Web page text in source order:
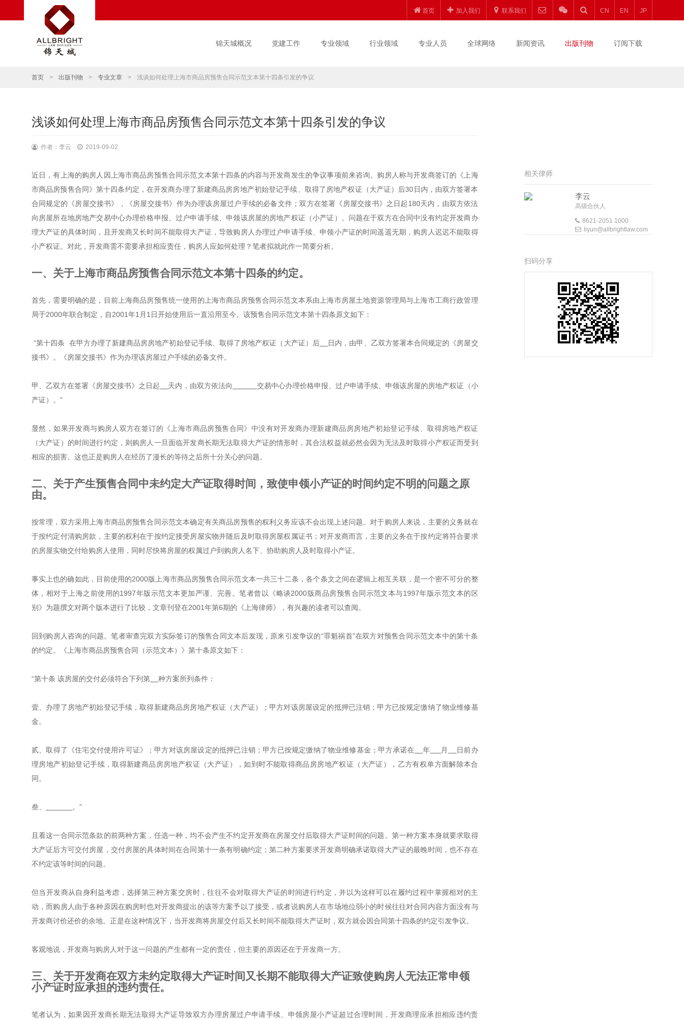
首页 加入我们 联系我们 CN EN JP
锦天城概况 党建工作 专业领域 行业领域 专业人员 全球网络 新闻资讯 出版刊物 订阅下载
首页 > 出版刊物 > 专业文章 > 浅谈如何处理上海市商品房预售合同示范文本第十四条引发的争议
浅谈如何处理上海市商品房预售合同示范文本第十四条引发的争议
作者：李云 2019-09-02
近日，有上海的购房人因上海市商品房预售合同示范文本第十四条的内容与开发商发生的争议事项前来咨询。购房人称与开发商签订的《上海
市商品房预售合同》第十四条约定，在开发商办理了新建商品房房地产初始登记手续、取得了房地产权证（大产证）后30日内，由双方签署本
合同规定的《房屋交接书》，《房屋交接书》作为办理该房屋过户手续的必备文件；双方在签署《房屋交接书》之日起180天内，由双方依法
向房屋所在地房地产交易中心办理价格申报、过户申请手续、申领该房屋的房地产权证（小产证）。问题在于双方在合同中没有约定开发商办
理大产证的具体时间，且开发商又长时间不能取得大产证，导致购房人办理过户申请手续、申领小产证的时间遥遥无期，购房人迟迟不能取得
小产权证。对此，开发商需不需要承担相应责任，购房人应如何处理？笔者拟就此作一简要分析。
一、关于上海市商品房预售合同示范文本第十四条的约定。
首先，需要明确的是，目前上海商品房预售统一使用的上海市商品房预售合同示范文本系由上海市房屋土地资源管理局与上海市工商行政管理
局于2000年联合制定，自2001年1月1日开始使用后一直沿用至今。该预售合同示范文本第十四条原文如下：
“第十四条 在甲方办理了新建商品房房地产初始登记手续、取得了房地产权证（大产证）后
日内，由甲、乙双方签署本合同规定的《房屋交
接书》。《房屋交接书》作为办理该房屋过户手续的必备文件。
甲、乙双方在签署《房屋交接书》之日起 天内，由双方依法向
交易中心办理价格申报、过户申请手续、申领该房屋的房地产权证（小
产证）。”
显然，如果开发商与购房人双方在签订的《上海市商品房预售合同》中没有对开发商办理新建商品房房地产初始登记手续、取得房地产权证
（大产证）的时间进行约定，则购房人一旦面临开发商长期无法取得大产证的情形时，其合法权益就必然会因为无法及时取得小产权证而受到
相应的损害。这也正是购房人在经历了漫长的等待之后所十分关心的问题。
二、关于产生预售合同中未约定大产证取得时间，致使申领小产证的时间约定不明的问题之原
由。
按常理，双方采用上海市商品房预售合同示范文本确定有关商品房预售的权利义务应该不会出现上述问题。对于购房人来说，主要的义务就在
于按约定付清购房款，主要的权利在于按约定接受房屋实物并随后及时取得房屋权属证书；对开发商而言，主要的义务在于按约定将符合要求
的房屋实物交付给购房人使用，同时尽快将房屋的权属过户到购房人名下、协助购房人及时取得小产证。
事实上也的确如此，目前使用的2000版上海市商品房预售合同示范文本一共三十二条，各个条文之间在逻辑上相互关联，是一个密不可分的整
体，相对于上海之前使用的1997年版示范文本更加严谨、完善。笔者曾以《略谈2000版商品房预售合同示范文本与1997年版示范文本的区
别》为题撰文对两个版本进行了比较，文章刊登在2001年第6期的《上海律师》，有兴趣的读者可以查阅。
回到购房人咨询的问题。笔者审查完双方实际签订的预售合同文本后发现，原来引发争议的“罪魁祸首”在双方对预售合同示范文本中的第十条
的约定。《上海市商品房预售合同（示范文本）》第十条原文如下：
“第十条 该房屋的交付必须符合下列第 种方案所列条件：
壹、办理了房地产初始登记手续，取得新建商品房房地产权证（大产证）；甲方对该房屋设定的抵押已注销；甲方已按规定缴纳了物业维修基
金。
贰、取得了《住宅交付使用许可证》；甲方对该房屋设定的抵押已注销；甲方已按规定缴纳了物业维修基金；甲方承诺在 年 月
日前办
理房地产初始登记手续，取得新建商品房房地产权证（大产证），如到时不能取得商品房房地产权证（大产证），乙方有权单方面解除本合
同。
叁、 。”
且看这一合同示范条款的前两种方案，任选一种，均不会产生不约定开发商在房屋交付后取得大产证时间的问题。第一种方案本身就要求取得
大产证后方可交付房屋，交付房屋的具体时间在合同第十一条有明确约定；第二种方案要求开发商明确承诺取得大产证的最晚时间，也不存在
不约定该等时间的问题。
但当开发商从自身利益考虑，选择第三种方案交房时，往往不会对取得大产证的时间进行约定，并以为这样可以在履约过程中掌握相对的主
动，而购房人由于各种原因在购房时也对开发商提出的该等方案予以了接受，或者说购房人在市场地位弱小的时候往往对合同内容方面没有与
开发商讨价还价的余地。正是在这种情况下，当开发商将房屋交付后又长时间不能取得大产证时，双方就会因合同第十四条的约定引发争议。
客观地说，开发商与购房人对于这一问题的产生都有一定的责任，但主要的原因还在于开发商一方。
三、关于开发商在双方未约定取得大产证时间又长期不能取得大产证致使购房人无法正常申领
小产证时应承担的违约责任。
笔者认为，如果因开发商长期无法取得大产证导致双方办理房屋过户申请手续、申领房屋小产证超过合理时间，开发商理应承担相应违约责
相关律师
李云
高级合伙人
8621-2051 1000
liyun@allbrightlaw.com
扫码分享